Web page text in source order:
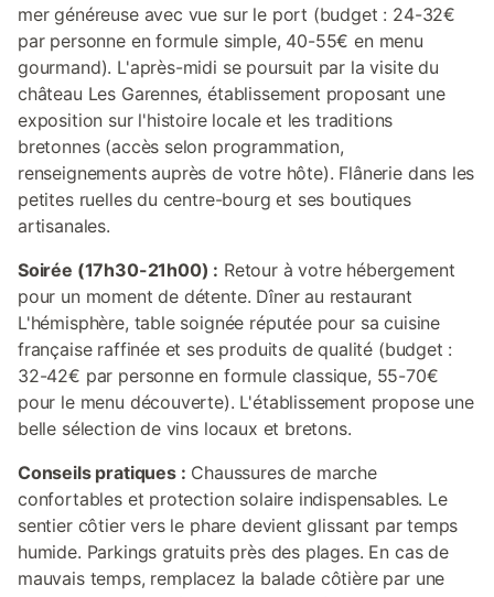
mer généreuse avec vue sur le port (budget : 24-32€
par personne en formule simple, 40-55€ en menu
gourmand). L'après-midi se poursuit par la visite du
château Les Garennes, établissement proposant une
exposition sur l'histoire locale et les traditions
bretonnes (accès selon programmation,
renseignements auprès de votre hôte). Flânerie dans les
petites ruelles du centre-bourg et ses boutiques
artisanales.
Soirée (17h30-21h00) : Retour à votre hébergement
pour un moment de détente. Dîner au restaurant
L'hémisphère, table soignée réputée pour sa cuisine
française raffinée et ses produits de qualité (budget :
32-42€ par personne en formule classique, 55-70€
pour le menu découverte). L'établissement propose une
belle sélection de vins locaux et bretons.
Conseils pratiques : Chaussures de marche
confortables et protection solaire indispensables. Le
sentier côtier vers le phare devient glissant par temps
humide. Parkings gratuits près des plages. En cas de
mauvais temps, remplacez la balade côtière par une